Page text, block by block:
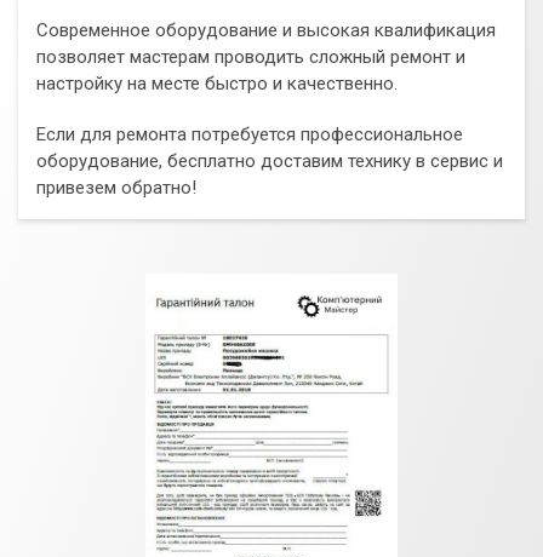
Современное оборудование и высокая квалификация
позволяет мастерам проводить сложный ремонт и
настройку на месте быстро и качественно.
Если для ремонта потребуется профессиональное
оборудование, бесплатно доставим технику в сервис и
привезем обратно!